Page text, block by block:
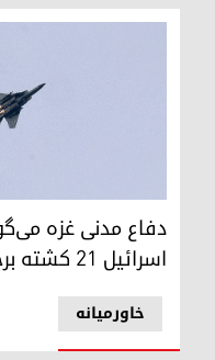
یک جت ارتش اسرائیل
خاورمیانه
دفاع مدنی غزه
اسرائیل 21 کشته برجای گذاشت